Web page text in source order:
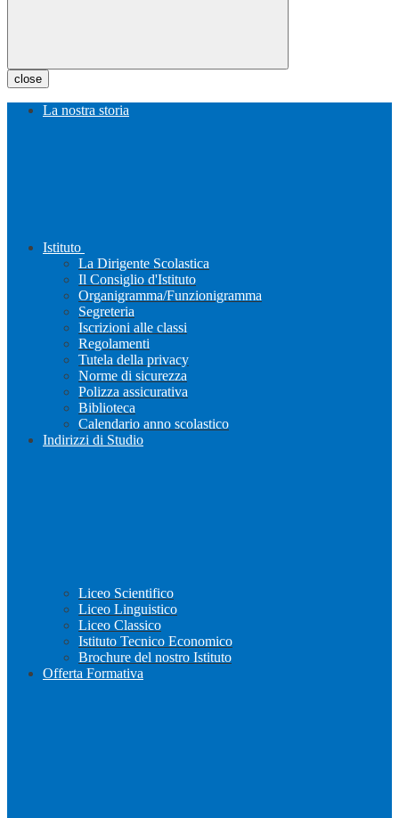
close
La nostra storia
Istituto
La Dirigente Scolastica
Il Consiglio d'Istituto
Organigramma/Funzionigramma
Segreteria
Iscrizioni alle classi
Regolamenti
Tutela della privacy
Norme di sicurezza
Polizza assicurativa
Biblioteca
Calendario anno scolastico
Indirizzi di Studio
Liceo Scientifico
Liceo Linguistico
Liceo Classico
Istituto Tecnico Economico
Brochure del nostro Istituto
Offerta Formativa